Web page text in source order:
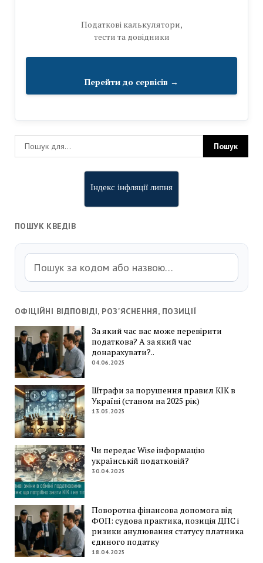
Податкові калькулятори,
тести та довідники
Перейти до сервісів →
Індекс інфляції липня
ПОШУК КВЕДІВ
ОФІЦІЙНІ ВІДПОВІДІ, РОЗ'ЯСНЕННЯ, ПОЗИЦІЇ
За який час вас може перевірити
податкова? А за який час
донарахувати?..
04.06.2025
Штрафи за порушення правил КІК в
Україні (станом на 2025 рік)
13.05.2025
Чи передає Wise інформацію
українській податковій?
30.04.2025
Поворотна фінансова допомога від
ФОП: судова практика, позиція ДПС і
ризики анулювання статусу платника
єдиного податку
18.04.2025